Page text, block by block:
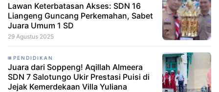
Lawan Keterbatasan Akses: SDN 16
Liangeng Guncang Perkemahan, Sabet
Juara Umum 1 SD
29 Agustus 2025
PENDIDIKAN
Juara dari Soppeng! Aqillah Almeera
SDN 7 Salotungo Ukir Prestasi Puisi di
Jejak Kemerdekaan Villa Yuliana